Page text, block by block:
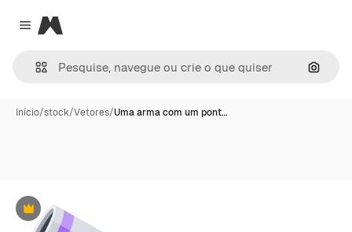
Close menu
Magnific
Início/stock/Vetores/Uma arma com um pont…
Premium